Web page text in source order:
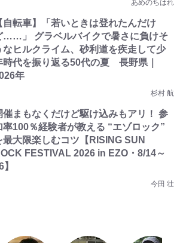
あめのちはれ
自転車】「若いときは登れたんだけ
……」 グラベルバイクで暑さに負けそ
なヒルクライム、砂利道を疾走して少
時代を振り返る50代の夏 長野県｜
年
杉村 航
催まもなくだけど駆け込みもアリ！ 参
率100％経験者が教える “エゾロック”
最大限楽しむコツ【RISING SUN
FESTIVAL 2026 in EZO・8/14～
】
今田 壮